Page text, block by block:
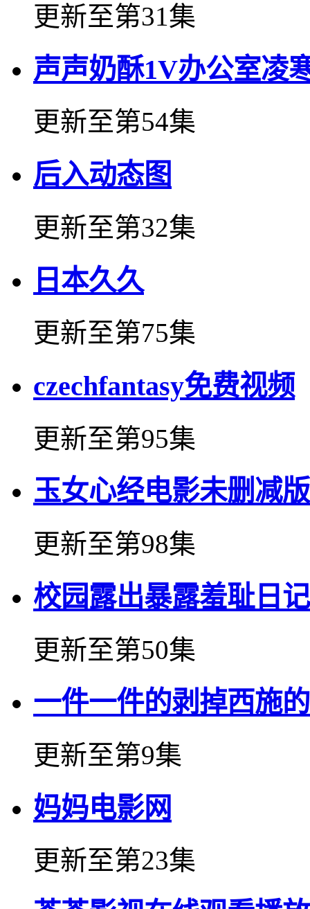
更新至第31集
声声奶酥1V办公室凌
更新至第54集
后入动态图
更新至第32集
日本久久
更新至第75集
czechfantasy免费视频
更新至第95集
玉女心经电影未删减版
更新至第98集
校园露出暴露羞耻日记
更新至第50集
一件一件的剥掉西施
更新至第9集
妈妈电影网
更新至第23集